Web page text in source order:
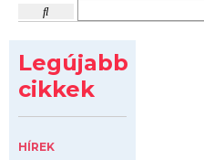
Legújabb
cikkek
HÍREK